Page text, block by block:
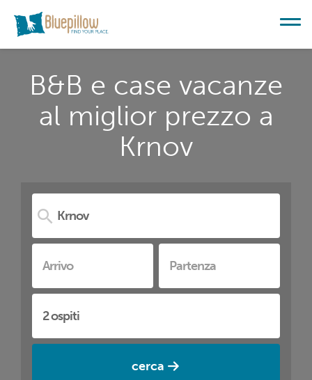
B&B e case vacanze
al miglior prezzo a
Krnov
cerca